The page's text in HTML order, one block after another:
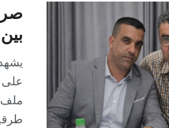
على
ملف